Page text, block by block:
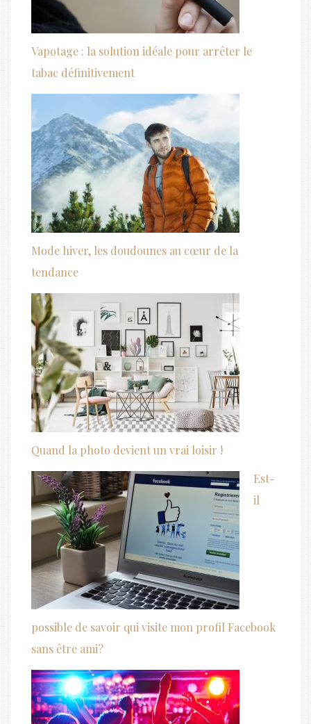
Vapotage : la solution idéale pour arrêter le
tabac définitivement
Mode hiver, les doudounes au cœur de la
tendance
Quand la photo devient un vrai loisir !
Est-
il
possible de savoir qui visite mon profil Facebook
sans être ami?